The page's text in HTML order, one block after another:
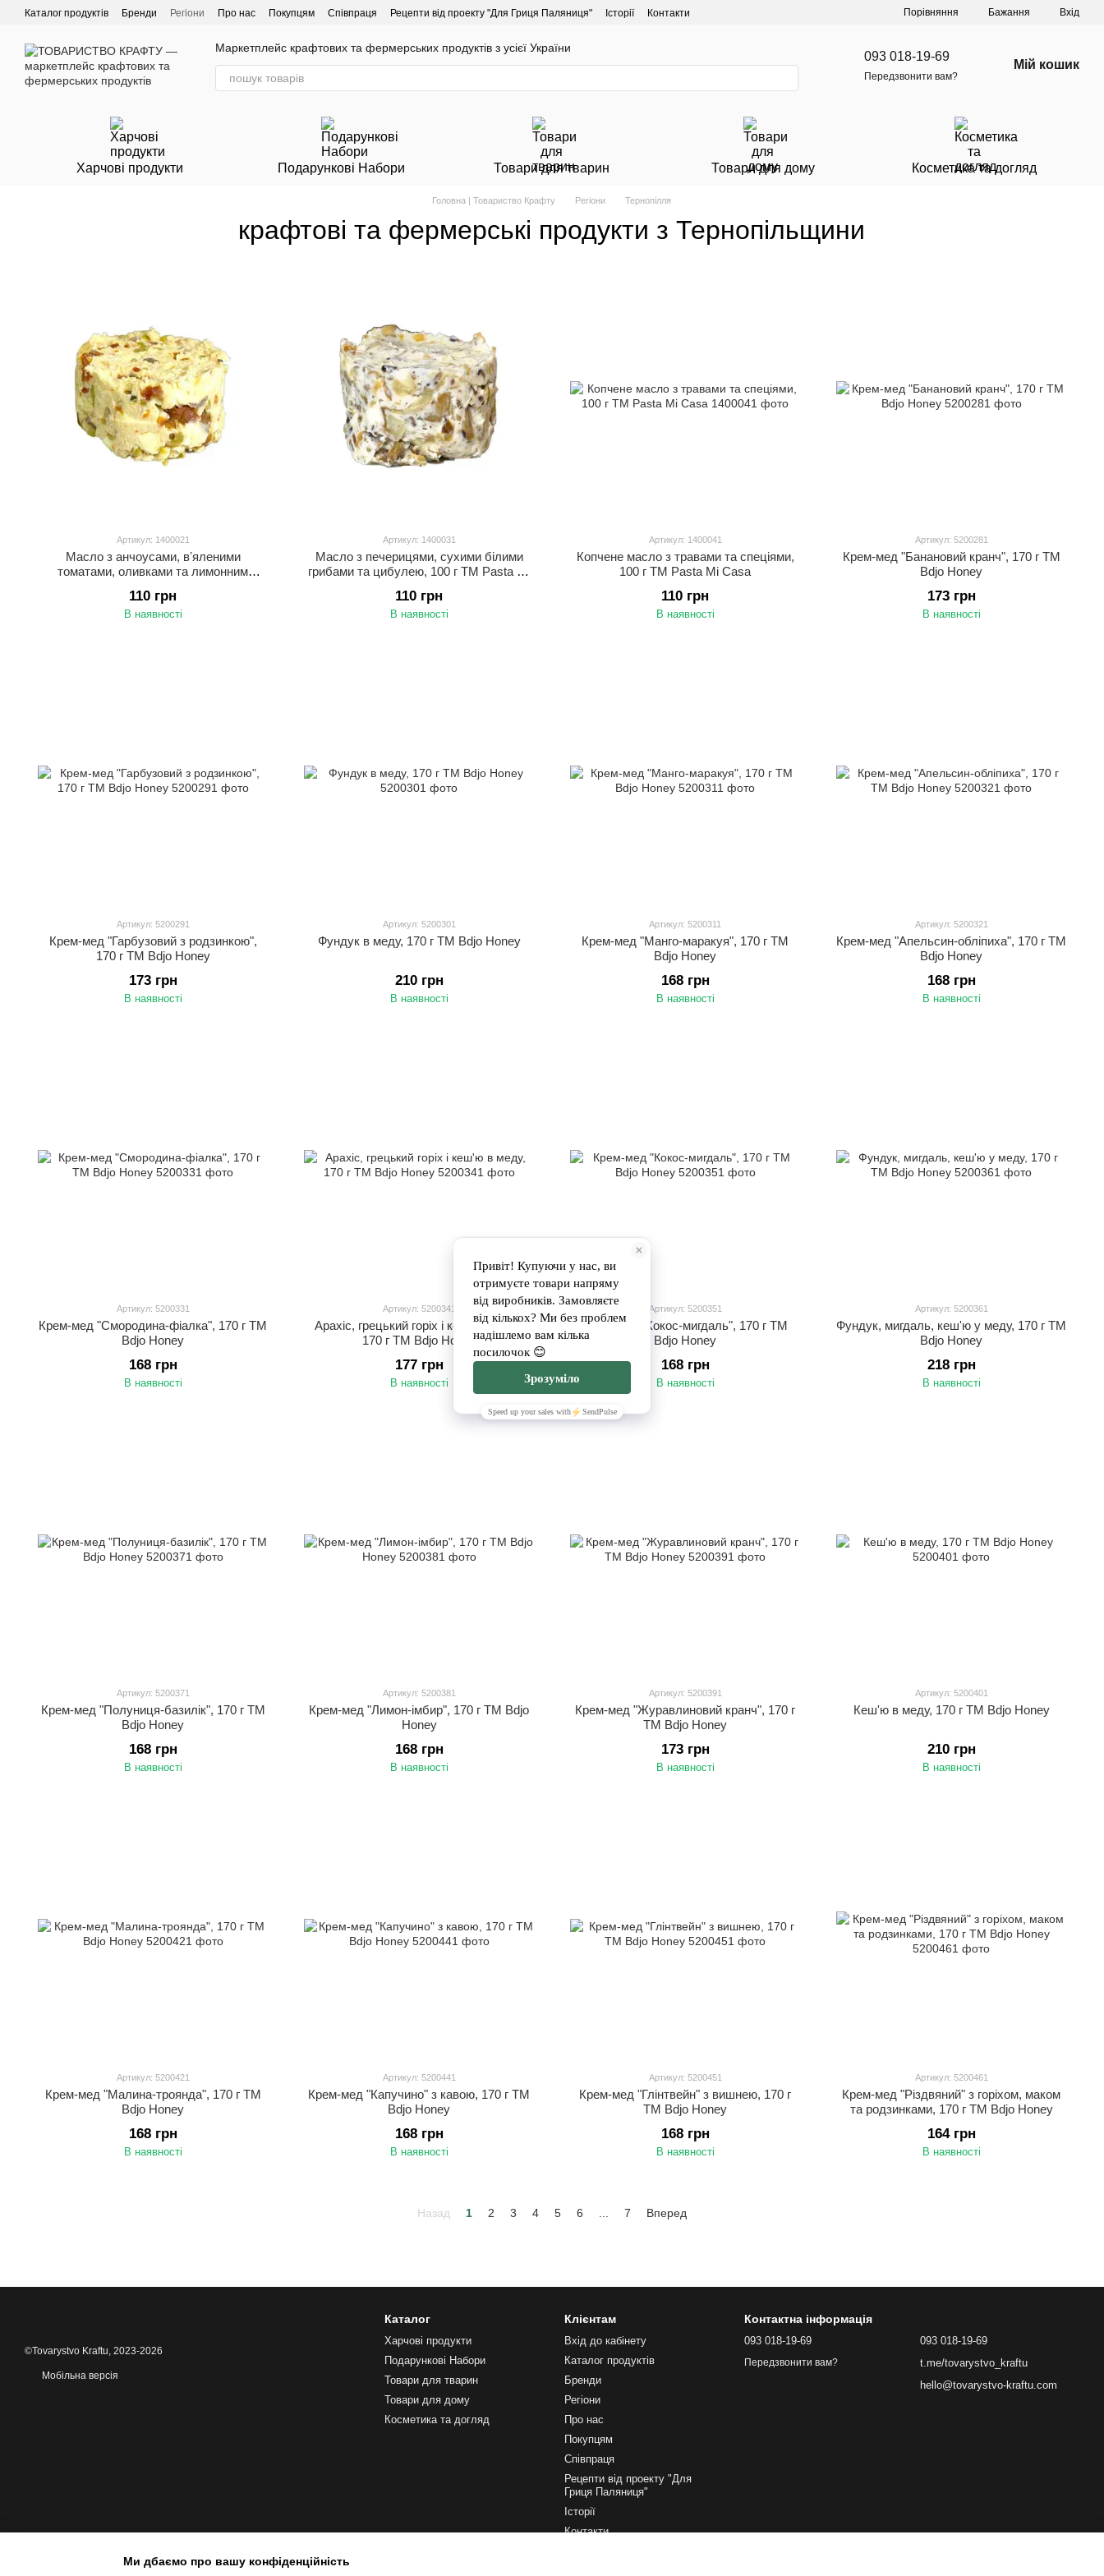
Перейти до основного контенту
Каталог продуктів Бренди Регіони Про нас Покупцям Співпраця Рецепти від проекту "Для Гриця Паляниця" Історії Контакти Порівняння Бажання Вхід
Маркетплейс крафтових та фермерських продуктів з усієї України
093 018-19-69
Передзвонити вам?
Мій кошик
Харчові продукти Подарункові Набори Товари для тварин Товари для дому Косметика та догляд
Головна | Товариство Крафту Регіони Тернопілля
крафтові та фермерські продукти з Тернопільщини
Артикул: 1400021
Масло з анчоусами, вʼяленими
томатами, оливками та лимонним
110 грн
В наявності
Артикул: 1400031
Масло з печерицями, сухими білими
грибами та цибулею, 100 г ТМ Pasta Mi
110 грн
В наявності
Артикул: 1400041
Копчене масло з травами та спеціями,
100 г ТМ Pasta Mi Casa
110 грн
В наявності
Артикул: 5200281
Крем-мед "Банановий кранч", 170 г ТМ
Bdjo Honey
173 грн
В наявності
Артикул: 5200291
Крем-мед "Гарбузовий з родзинкою",
170 г ТМ Bdjo Honey
173 грн
В наявності
Артикул: 5200301
Фундук в меду, 170 г ТМ Bdjo Honey
210 грн
В наявності
Артикул: 5200311
Крем-мед "Манго-маракуя", 170 г ТМ
Bdjo Honey
168 грн
В наявності
Артикул: 5200321
Крем-мед "Апельсин-обліпиха", 170 г ТМ
Bdjo Honey
168 грн
В наявності
Артикул: 5200331
Крем-мед "Смородина-фіалка", 170 г ТМ
Bdjo Honey
168 грн
В наявності
Артикул: 5200341
Арахіс, грецький горіх і кеш'ю в меду,
170 г ТМ Bdjo Honey
177 грн
В наявності
Артикул: 5200351
Крем-мед "Кокос-мигдаль", 170 г ТМ
Bdjo Honey
168 грн
В наявності
Артикул: 5200361
Фундук, мигдаль, кеш'ю у меду, 170 г ТМ
Bdjo Honey
218 грн
В наявності
Артикул: 5200371
Крем-мед "Полуниця-базилік", 170 г ТМ
Bdjo Honey
168 грн
В наявності
Артикул: 5200381
Крем-мед "Лимон-імбир", 170 г ТМ Bdjo
Honey
168 грн
В наявності
Артикул: 5200391
Крем-мед "Журавлиновий кранч", 170 г
ТМ Bdjo Honey
173 грн
В наявності
Артикул: 5200401
Кеш'ю в меду, 170 г ТМ Bdjo Honey
210 грн
В наявності
Артикул: 5200421
Крем-мед "Малина-троянда", 170 г ТМ
Bdjo Honey
168 грн
В наявності
Артикул: 5200441
Крем-мед "Капучино" з кавою, 170 г ТМ
Bdjo Honey
168 грн
В наявності
Артикул: 5200451
Крем-мед "Глінтвейн" з вишнею, 170 г
ТМ Bdjo Honey
168 грн
В наявності
Артикул: 5200461
Крем-мед "Різдвяний" з горіхом, маком
та родзинками, 170 г ТМ Bdjo Honey
164 грн
В наявності
Назад 1 2 3 4 5 6 7 Вперед
©Tovarystvo Kraftu, 2023-2026
Мобільна версія
Каталог
Харчові продукти
Подарункові Набори
Товари для тварин
Товари для дому
Косметика та догляд
Клієнтам
Вхід до кабінету
Каталог продуктів
Бренди
Регіони
Про нас
Покупцям
Співпраця
Рецепти від проекту "Для
Гриця Паляниця"
Історії
Контакти
Контактна інформація
093 018-19-69
Передзвонити вам?
093 018-19-69
t.me/tovarystvo_kraftu
hello@tovarystvo-kraftu.com
Ми дбаємо про вашу конфіденційність